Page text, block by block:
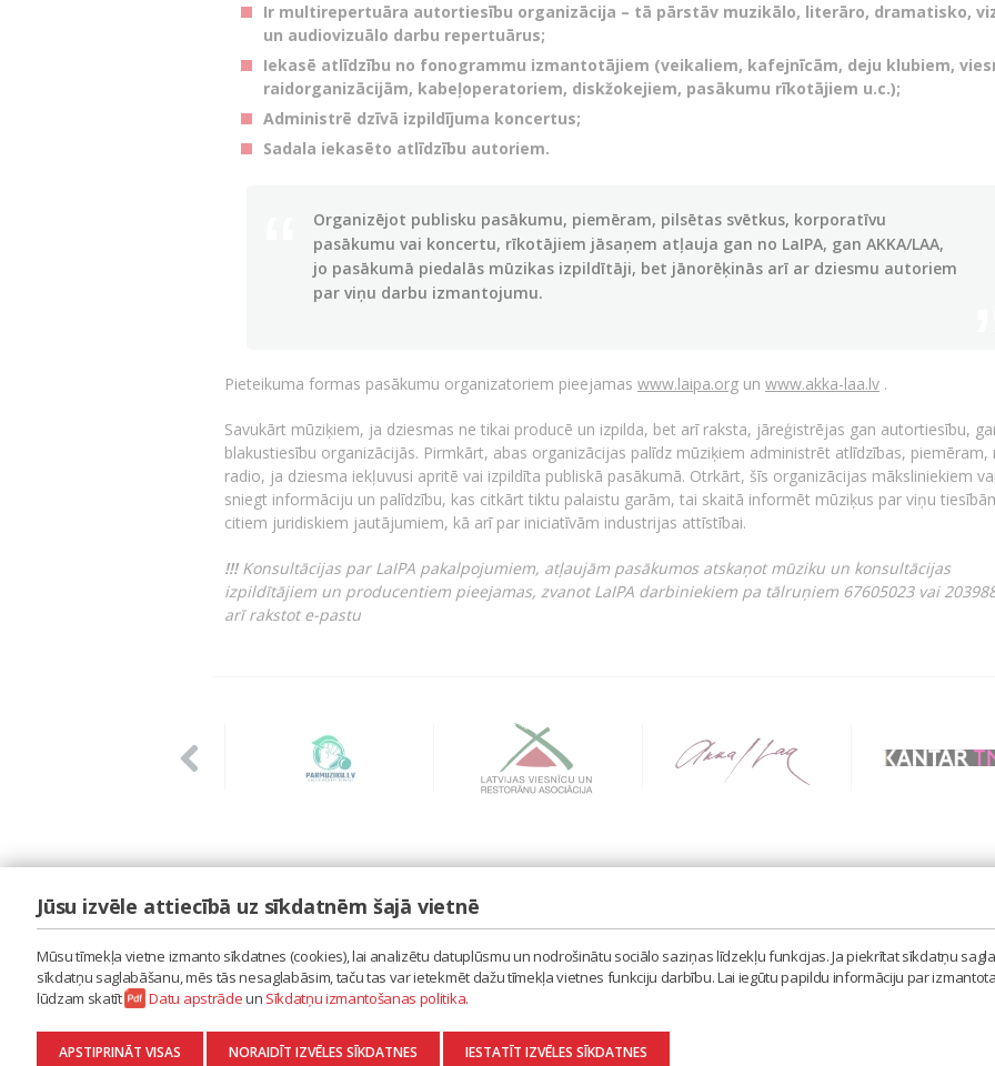
Ir multirepertuāra autortiesību organizācija – tā pārstāv muzikālo, literāro, dramatisko,
un audiovizuālo darbu repertuārus;
Iekasē atlīdzību no fonogrammu izmantotājiem (veikaliem, kafejnīcām, deju klubiem,
raidorganizācijām, kabeļoperatoriem, diskžokejiem, pasākumu rīkotājiem u.c.);
Administrē dzīvā izpildījuma koncertus;
Sadala iekasēto atlīdzību autoriem.
Organizējot publisku pasākumu, piemēram, pilsētas svētkus, korporatīvu
pasākumu vai koncertu, rīkotājiem jāsaņem atļauja gan no LaIPA, gan AKKA/LAA,
jo pasākumā piedalās mūzikas izpildītāji, bet jānorēķinās arī ar dziesmu autoriem
par viņu darbu izmantojumu.
Pieteikuma formas pasākumu organizatoriem pieejamas www.laipa.org un www.akka-laa.lv .
Savukārt mūziķiem, ja dziesmas ne tikai producē un izpilda, bet arī raksta, jāreģistrējas gan autortiesību,
blakustiesību organizācijās. Pirmkārt, abas organizācijas palīdz mūziķiem administrēt atlīdzības, piemēram,
radio, ja dziesma iekļuvusi apritē vai izpildīta publiskā pasākumā. Otrkārt, šīs organizācijas māksliniekiem
sniegt informāciju un palīdzību, kas citkārt tiktu palaistu garām, tai skaitā informēt mūziķus par viņu
citiem juridiskiem jautājumiem, kā arī par iniciatīvām industrijas attīstībai.
!!!Konsultācijas par LaIPA pakalpojumiem, atļaujām pasākumos atskaņot mūziku un konsultācijas
izpildītājiem un producentiem pieejamas, zvanot LaIPA darbiniekiem pa tālruņiem 67605023 vai
arī rakstot e-pastu
LAIPA
ES RADU MŪZIKU
AKTUALITĀTES
KONTAKTI
SĪKDATŅU IZMANTOŠANAS POLITIKA
DATU APSTRĀDE
TEL. 67605023, MOB. 20398873, E-PASTS:
Jūsu izvēle attiecībā uz sīkdatnēm šajā vietnē
Mūsu tīmekļa vietne izmanto sīkdatnes (cookies), lai analizētu datuplūsmu un nodrošinātu sociālo saziņas līdzekļu funkcijas. Ja piekrītat sīkdatņu
sīkdatņu saglabāšanu, mēs tās nesaglabāsim, taču tas var ietekmēt dažu tīmekļa vietnes funkciju darbību. Lai iegūtu papildu informāciju par
lūdzam skatīt
Datu apstrādeun Sīkdatņu izmantošanas politika.
APSTIPRINĀT VISAS NORAIDĪT IZVĒLES SĪKDATNES IESTATĪT IZVĒLES SĪKDATNES